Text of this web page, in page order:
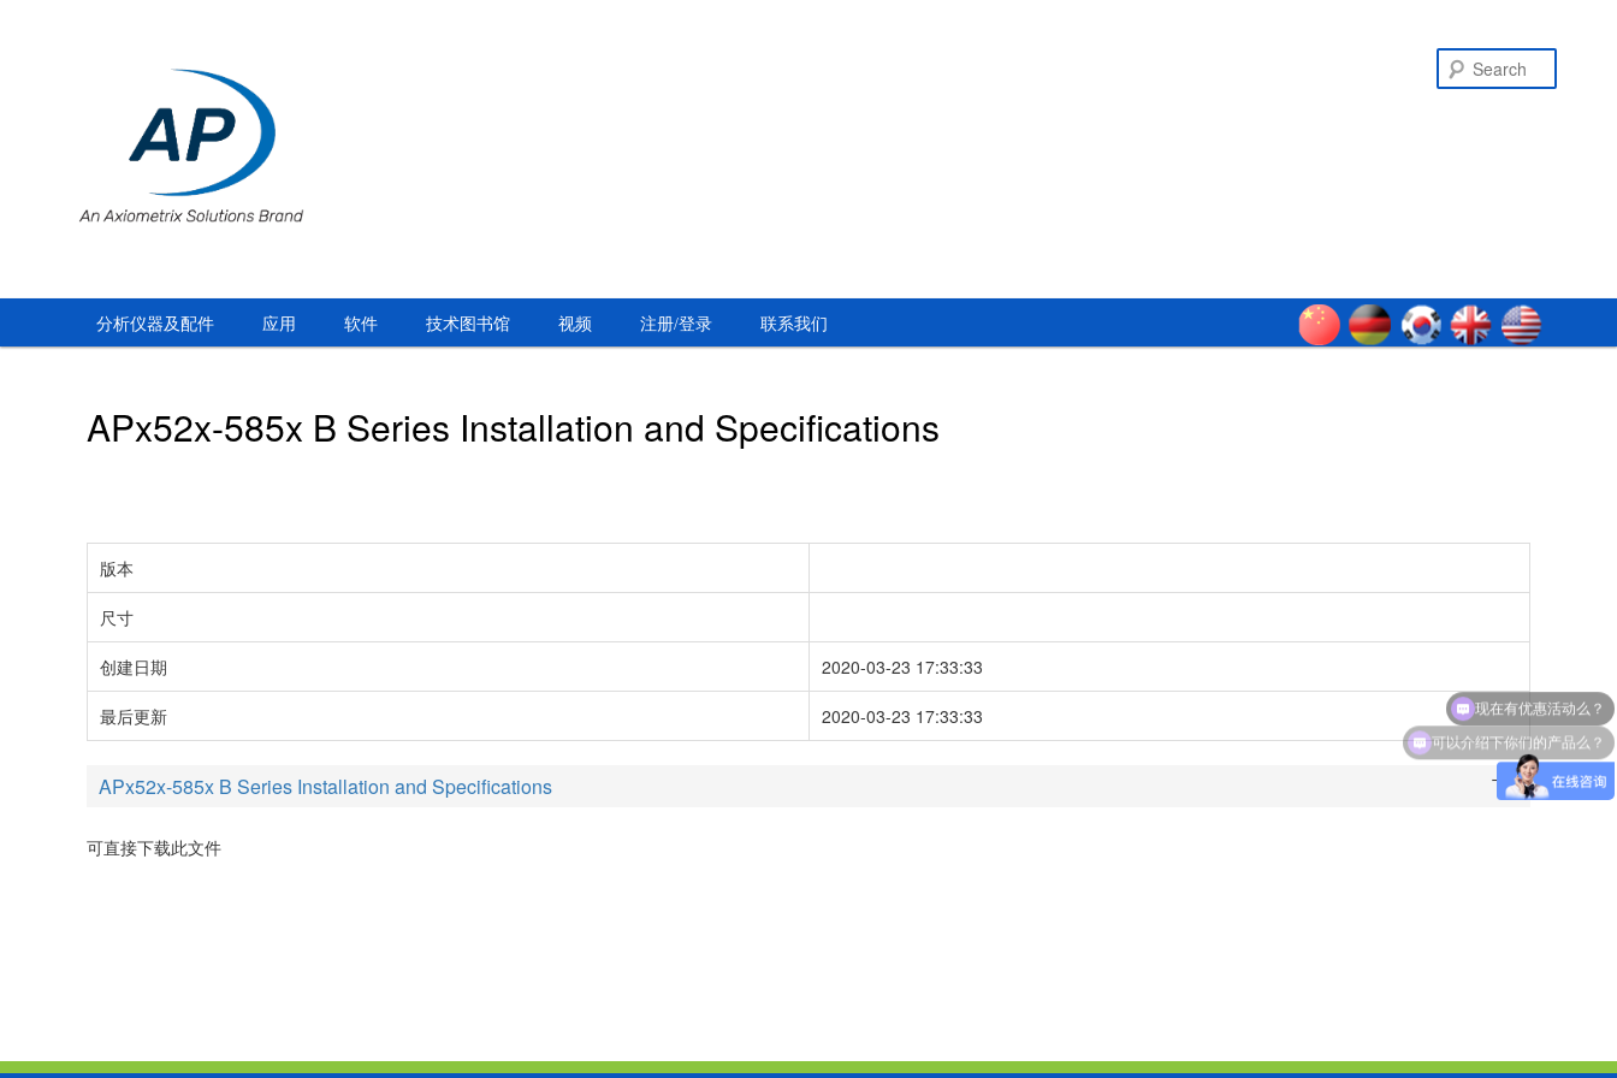
Search
分析仪器及配件 应用 软件 技术图书馆 视频 注册/登录 联系我们
APx52x-585x B Series Installation and Specifications
版本
尺寸
创建日期 2020-03-23 17:33:33
最后更新 2020-03-23 17:33:33
APx52x-585x B Series Installation and Specifications 下载
可直接下载此文件
可以介绍下你们的产品么？
现在有优惠活动么？